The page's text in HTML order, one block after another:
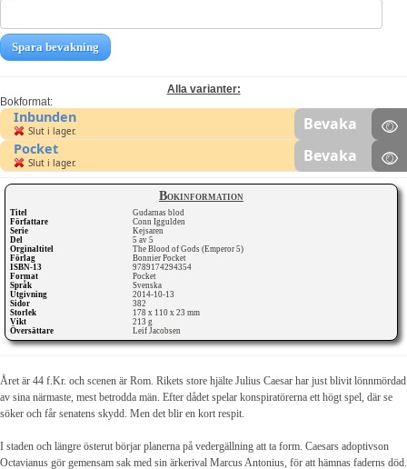
Bokinformation
Titel
Gudarnas blod
Författare
Conn Iggulden
Serie
Kejsaren
Del
5 av 5
Orginaltitel
The Blood of Gods (Emperor 5)
Förlag
Bonnier Pocket
ISBN-13
9789174294354
Format
Pocket
Språk
Svenska
Utgivning
2014-10-13
Sidor
382
Storlek
178 x 110 x 23 mm
Vikt
213 g
Översättare
Leif Jacobsen
Spara bevakning
Alla varianter:
Bokformat:
Inbunden
Slut i lager. Bevaka
Pocket
Slut i lager. Bevaka
Året är 44 f.Kr. och scenen är Rom. Rikets store hjälte Julius Caesar har just blivit lönnmördad
av sina närmaste, mest betrodda män. Efter dådet spelar konspiratörerna ett högt spel, där se
söker och får senatens skydd. Men det blir en kort respit.
I staden och längre österut börjar planerna på vedergällning att ta form. Caesars adoptivson
Octavianus gör gemensam sak med sin ärkerival Marcus Antonius, för att hämnas faderns död.